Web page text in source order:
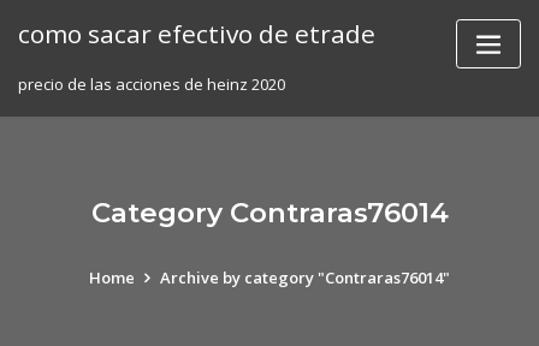
como sacar efectivo de etrade
precio de las acciones de heinz 2020
Category Contraras76014
Home Archive by category "Contraras76014"